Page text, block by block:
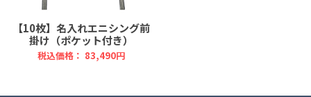
【10枚】名入れエニシング前
掛け（ポケット付き）
税込価格： 83,490円